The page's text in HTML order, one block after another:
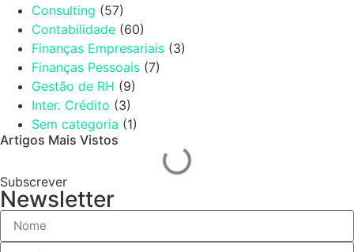
Consulting (57)
Contabilidade (60)
Finanças Empresariais (3)
Finanças Pessoais (7)
Gestão de RH (9)
Inter. Crédito (3)
Sem categoria (1)
Artigos Mais Vistos
Subscrever
Newsletter